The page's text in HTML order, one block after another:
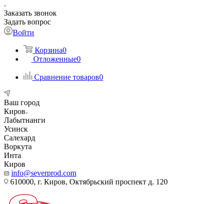
Заказать звонок
Задать вопрос
Войти
Корзина0
Отложенные0
Сравнение товаров0
Ваш город
Киров
Лабытнанги
Усинск
Салехард
Воркута
Инта
Киров
info@severprod.com
610000, г. Киров, Октябрьский проспект д. 120